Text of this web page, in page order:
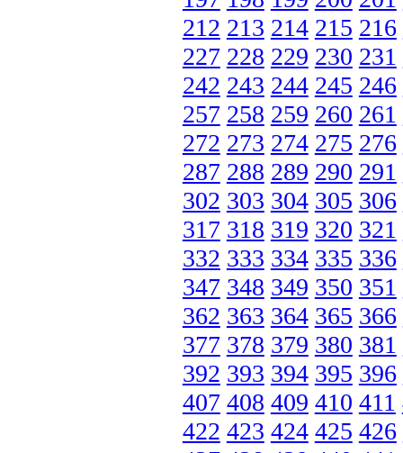
212 213 214 215 216
227 228 229 230 231
242 243 244 245 246
257 258 259 260 261
272 273 274 275 276
287 288 289 290 291
302 303 304 305 306
317 318 319 320 321
332 333 334 335 336
347 348 349 350 351
362 363 364 365 366
377 378 379 380 381
392 393 394 395 396
407 408 409 410 411
422 423 424 425 426